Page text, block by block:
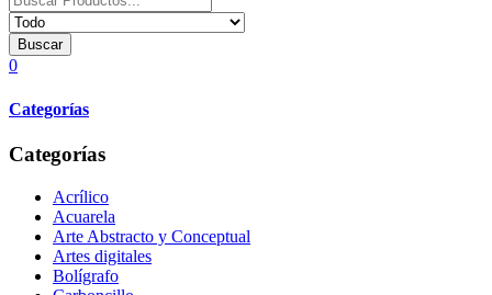
Buscar
0
Categorías
Categorías
Acrílico
Acuarela
Arte Abstracto y Conceptual
Artes digitales
Bolígrafo